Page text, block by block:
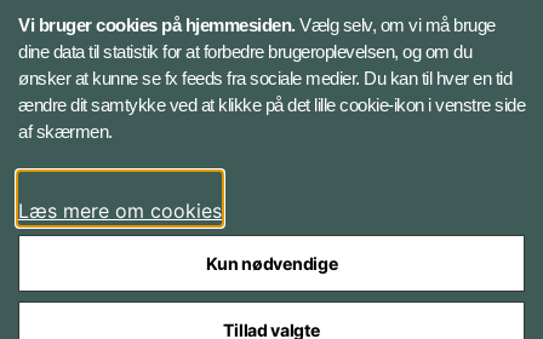
Instagram
Bluesky
LinkedIn
Vi bruger cookies på hjemmesiden.Vælg selv, om vi må bruge
dine data til statistik for at forbedre brugeroplevelsen, og om du
ønsker at kunne se fx feeds fra sociale medier. Du kan til hver en tid
ændre dit samtykke ved at klikke på det lille cookie-ikon i venstre side
af skærmen.
Læs mere om cookies
Kun nødvendige
Tillad valgte